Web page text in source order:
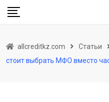
Skip
allcreditkz.com Статьи
стоит выбрать МФО вместо